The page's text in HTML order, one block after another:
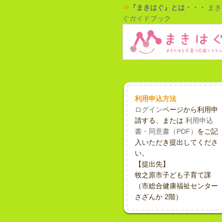
⇒ 『まきはぐ』とは・・・
ま
ぐガイドブック
利用申込方法
ログインページから利用申
請する、または 利用申込
書・同意書（PDF） をご記
入いただき提出してくださ
い。
【提出先】
牧之原市子ども子育て課
（市総合健康福祉センター
さざんか 2階）